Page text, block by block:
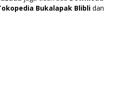
Bukalapak Blibli dan